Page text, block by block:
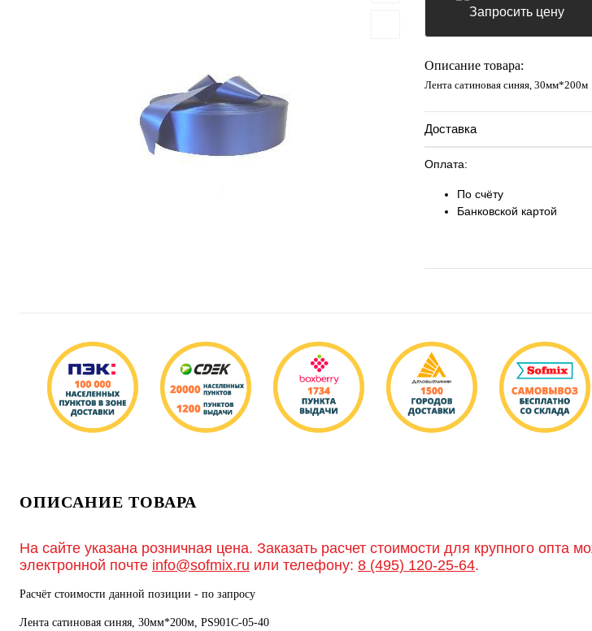
Запросить цену
Описание товара:
Лента сатиновая синяя, 30мм*200м
Доставка
Оплата:
По счёту
Банковской картой
ОПИСАНИЕ ТОВАРА
На сайте указана розничная цена. Заказать расчет стоимости для крупного опта
электронной почте info@sofmix.ru или телефону: 8 (495) 120-25-64.
Расчёт стоимости данной позиции - по запросу
Лента сатиновая синяя, 30мм*200м, PS901С-05-40